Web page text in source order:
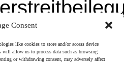
Consent
like cookies to store and/or access device
allow us to process data such as browsing
or withdrawing consent, may adversely affect
an
vor einer
teilzunehmen.